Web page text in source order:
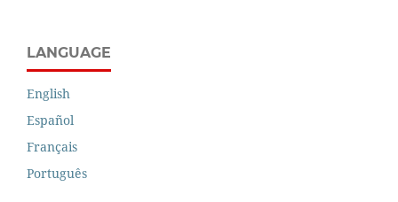
LANGUAGE
English
Español
Français
Português